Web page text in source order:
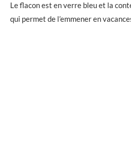
Le flacon est en verre bleu et la
qui permet de l’emmener en